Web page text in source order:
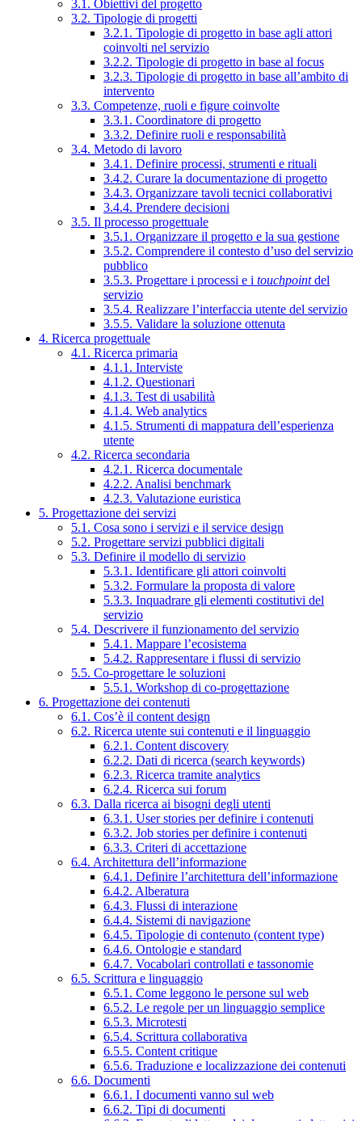
3.1. Obiettivi del progetto
3.2. Tipologie di progetti
3.2.1. Tipologie di progetto in base agli attori
coinvolti nel servizio
3.2.2. Tipologie di progetto in base al focus
3.2.3. Tipologie di progetto in base all’ambito di
intervento
3.3. Competenze, ruoli e figure coinvolte
3.3.1. Coordinatore di progetto
3.3.2. Definire ruoli e responsabilità
3.4. Metodo di lavoro
3.4.1. Definire processi, strumenti e rituali
3.4.2. Curare la documentazione di progetto
3.4.3. Organizzare tavoli tecnici collaborativi
3.4.4. Prendere decisioni
3.5. Il processo progettuale
3.5.1. Organizzare il progetto e la sua gestione
3.5.2. Comprendere il contesto d’uso del servizio
pubblico
3.5.3. Progettare i processi e i touchpointdel
servizio
3.5.4. Realizzare l’interfaccia utente del servizio
3.5.5. Validare la soluzione ottenuta
4. Ricerca progettuale
4.1. Ricerca primaria
4.1.1. Interviste
4.1.2. Questionari
4.1.3. Test di usabilità
4.1.4. Web analytics
4.1.5. Strumenti di mappatura dell’esperienza
utente
4.2. Ricerca secondaria
4.2.1. Ricerca documentale
4.2.2. Analisi benchmark
4.2.3. Valutazione euristica
5. Progettazione dei servizi
5.1. Cosa sono i servizi e il service design
5.2. Progettare servizi pubblici digitali
5.3. Definire il modello di servizio
5.3.1. Identificare gli attori coinvolti
5.3.2. Formulare la proposta di valore
5.3.3. Inquadrare gli elementi costitutivi del
servizio
5.4. Descrivere il funzionamento del servizio
5.4.1. Mappare l’ecosistema
5.4.2. Rappresentare i flussi di servizio
5.5. Co-progettare le soluzioni
5.5.1. Workshop di co-progettazione
6. Progettazione dei contenuti
6.1. Cos’è il content design
6.2. Ricerca utente sui contenuti e il linguaggio
6.2.1. Content discovery
6.2.2. Dati di ricerca (search keywords)
6.2.3. Ricerca tramite analytics
6.2.4. Ricerca sui forum
6.3. Dalla ricerca ai bisogni degli utenti
6.3.1. User stories per definire i contenuti
6.3.2. Job stories per definire i contenuti
6.3.3. Criteri di accettazione
6.4. Architettura dell’informazione
6.4.1. Definire l’architettura dell’informazione
6.4.2. Alberatura
6.4.3. Flussi di interazione
6.4.4. Sistemi di navigazione
6.4.5. Tipologie di contenuto (content type)
6.4.6. Ontologie e standard
6.4.7. Vocabolari controllati e tassonomie
6.5. Scrittura e linguaggio
6.5.1. Come leggono le persone sul web
6.5.2. Le regole per un linguaggio semplice
6.5.3. Microtesti
6.5.4. Scrittura collaborativa
6.5.5. Content critique
6.5.6. Traduzione e localizzazione dei contenuti
6.6. Documenti
6.6.1. I documenti vanno sul web
6.6.2. Tipi di documenti